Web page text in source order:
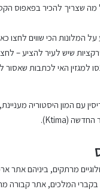
מה שצריך להכיר בפאפוס
המלונות הכי שווים לחצו
שיש לעיר להציע –
למגזין האי לכתבות
עם המון היסטוריה
מרתקים, ביניהם אתר
מרשים מהמאה ה-4 לפנה”ס, ובשערי ונציה